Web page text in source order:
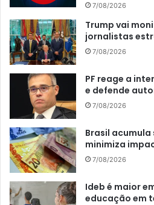
7/08/2026
Trump vai
jornalistas
7/08/2026
PF reage a
e defende
7/08/2026
Brasil acumula
minimiza
7/08/2026
Ideb é maior
educação em